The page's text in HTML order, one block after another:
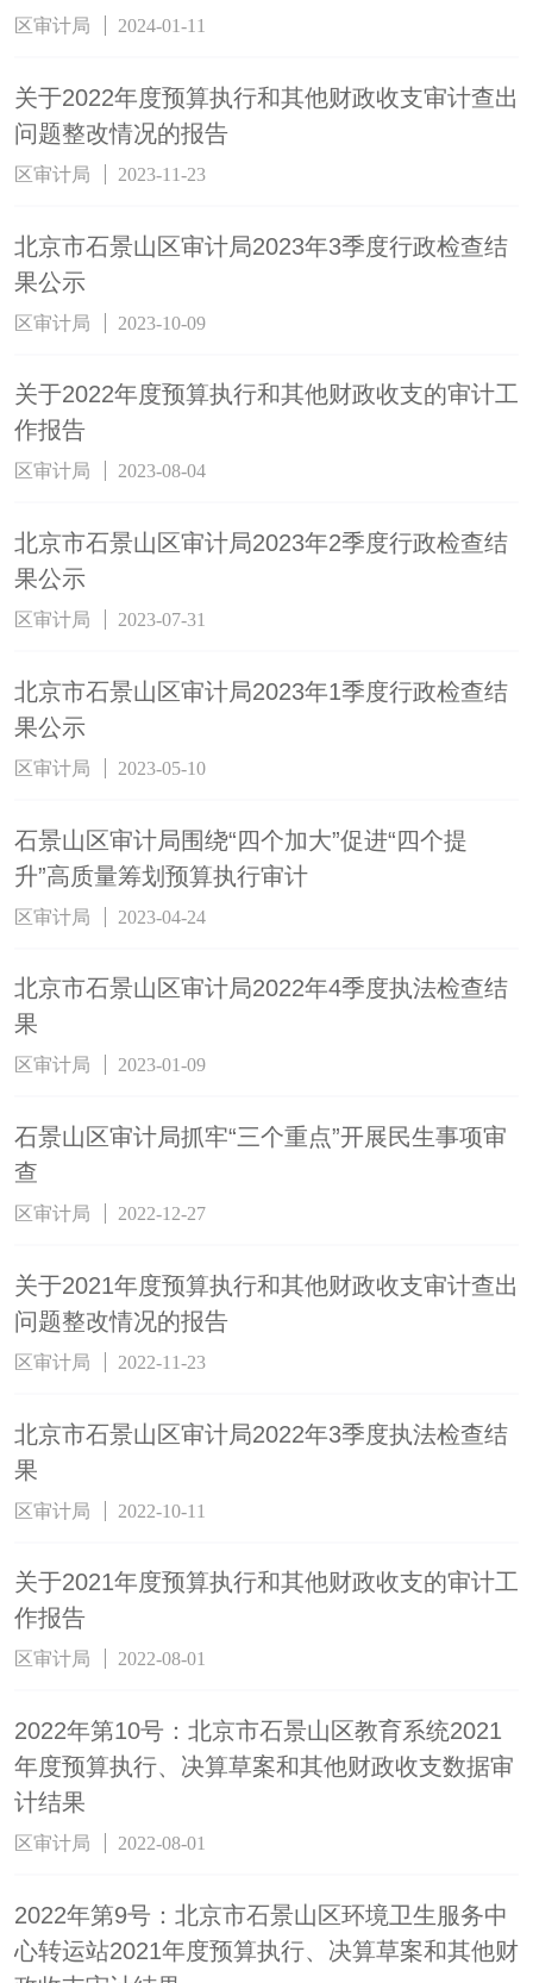
区审计局 2024-01-11
关于2022年度预算执行和其他财政收支审计查出
问题整改情况的报告
区审计局 2023-11-23
北京市石景山区审计局2023年3季度行政检查结
果公示
区审计局 2023-10-09
关于2022年度预算执行和其他财政收支的审计工
作报告
区审计局 2023-08-04
北京市石景山区审计局2023年2季度行政检查结
果公示
区审计局 2023-07-31
北京市石景山区审计局2023年1季度行政检查结
果公示
区审计局 2023-05-10
石景山区审计局围绕“四个加大”促进“四个提
升”高质量筹划预算执行审计
区审计局 2023-04-24
北京市石景山区审计局2022年4季度执法检查结
果
区审计局 2023-01-09
石景山区审计局抓牢“三个重点”开展民生事项审
查
区审计局 2022-12-27
关于2021年度预算执行和其他财政收支审计查出
问题整改情况的报告
区审计局 2022-11-23
北京市石景山区审计局2022年3季度执法检查结
果
区审计局 2022-10-11
关于2021年度预算执行和其他财政收支的审计工
作报告
区审计局 2022-08-01
2022年第10号：北京市石景山区教育系统2021
年度预算执行、决算草案和其他财政收支数据审
计结果
区审计局 2022-08-01
2022年第9号：北京市石景山区环境卫生服务中
心转运站2021年度预算执行、决算草案和其他财